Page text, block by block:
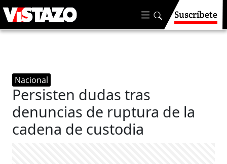
Suscríbete
Nacional
Persisten dudas tras
denuncias de ruptura de la
cadena de custodia